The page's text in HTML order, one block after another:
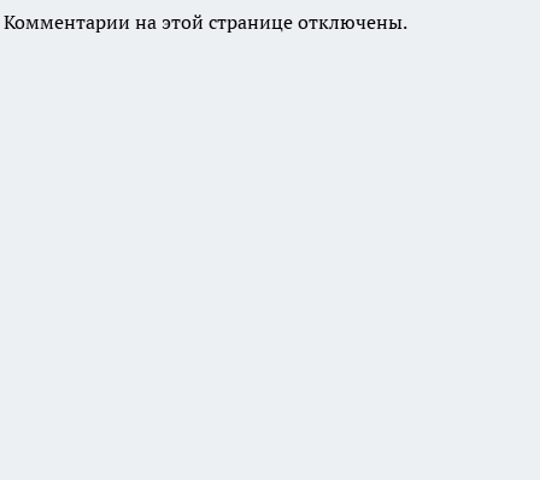
Комментарии на этой странице отключены.